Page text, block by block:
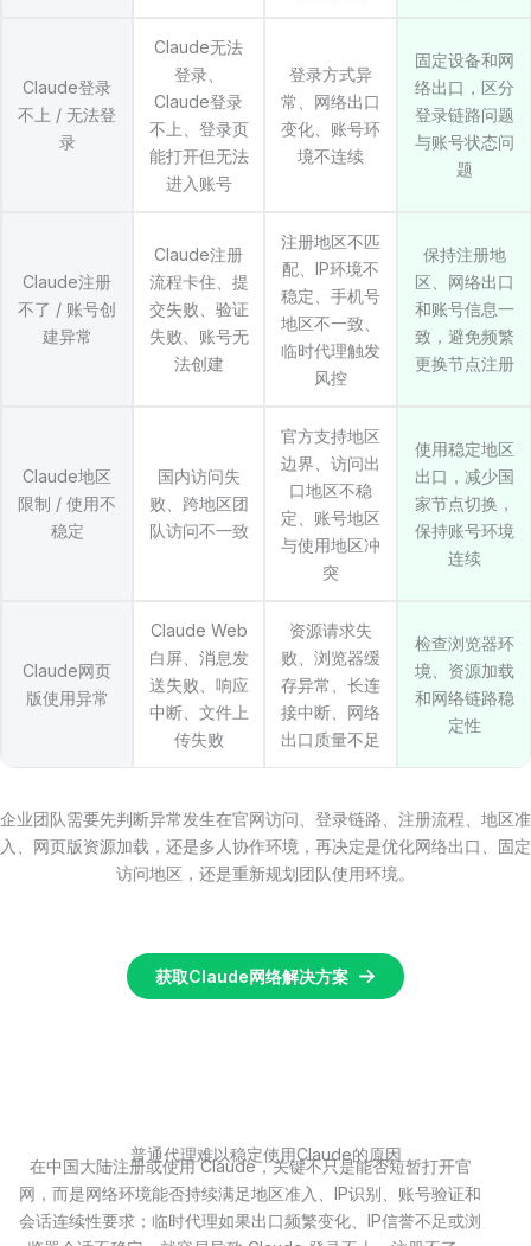
Claude登录
不上 / 无法登
录
Claude无法
登录、
Claude登录
不上、登录页
能打开但无法
进入账号
登录方式异
常、网络出口
变化、账号环
境不连续
固定设备和网
络出口，区分
登录链路问题
与账号状态问
题
Claude注册
不了 / 账号创
建异常
Claude注册
流程卡住、提
交失败、验证
失败、账号无
法创建
注册地区不匹
配、IP环境不
稳定、手机号
地区不一致、
临时代理触发
风控
保持注册地
区、网络出口
和账号信息一
致，避免频繁
更换节点注册
Claude地区
限制 / 使用不
稳定
国内访问失
败、跨地区团
队访问不一致
官方支持地区
边界、访问出
口地区不稳
定、账号地区
与使用地区冲
突
使用稳定地区
出口，减少国
家节点切换，
保持账号环境
连续
Claude网页
版使用异常
Claude Web
白屏、消息发
送失败、响应
中断、文件上
传失败
资源请求失
败、浏览器缓
存异常、长连
接中断、网络
出口质量不足
检查浏览器环
境、资源加载
和网络链路稳
定性
企业团队需要先判断异常发生在官网访问、登录链路、注册流程、地区准
入、网页版资源加载，还是多人协作环境，再决定是优化网络出口、固定
访问地区，还是重新规划团队使用环境。
获取Claude网络解决方案
普通代理难以稳定使用Claude的原因
在中国大陆注册或使用 Claude，关键不只是能否短暂打开官
网，而是网络环境能否持续满足地区准入、IP识别、账号验证和
会话连续性要求；临时代理如果出口频繁变化、IP信誉不足或浏